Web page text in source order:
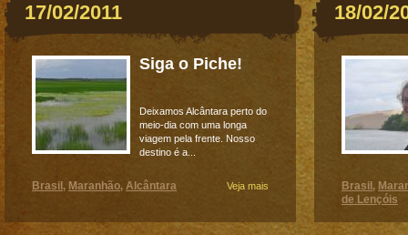
17/02/2011
Siga o Piche!
Deixamos Alcântara perto do
meio-dia com uma longa
viagem pela frente. Nosso
destino é a...
Veja mais
Brasil , Maranhão, Alcântara
18/02/
Brasil ,
de Lençóis